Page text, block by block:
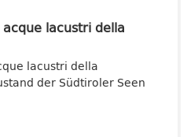
lacustri della
lacustri della
der Südtiroler Seen